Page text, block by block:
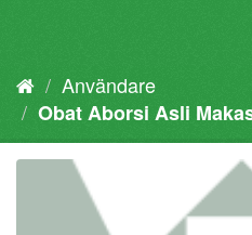
Användare
Obat Aborsi Asli